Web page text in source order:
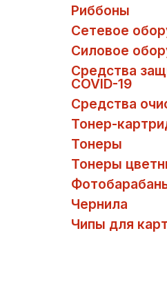
Риббоны
Сетевое
Силовое
Средства
COVID-19
Средства
Тонер-
Тонеры
Тонеры
Чернила
Чипы для